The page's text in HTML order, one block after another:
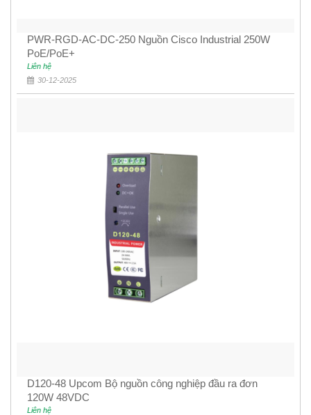
PWR-RGD-AC-DC-250 Nguồn Cisco Industrial 250W
PoE/PoE+
Liên hệ
30-12-2025
D120-48 Upcom Bộ nguồn công nghiệp đầu ra đơn
120W 48VDC
Liên hệ